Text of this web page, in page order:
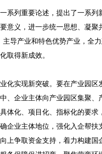
系列重要论述，提出了一系
意义，进一步统一思想、凝
导产业和特色优势产业，全
取得新成效。
化实现新突破。要在产业园
、企业主体向产业园区集聚
体化、项目化、指标化的要
企业主体地位，强化入企帮
上争取资金支持，着力构建